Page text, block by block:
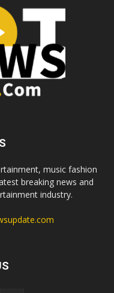
music fashion
breaking news and
industry.